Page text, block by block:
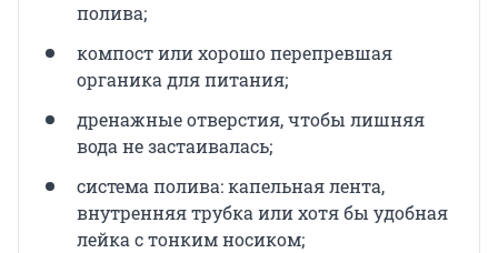
полива;
компост или хорошо перепревшая
органика для питания;
дренажные отверстия, чтобы лишняя
вода не застаивалась;
система полива: капельная лента,
внутренняя трубка или хотя бы удобная
лейка с тонким носиком;